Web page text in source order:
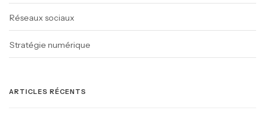
Réseaux sociaux
Stratégie numérique
ARTICLES RÉCENTS